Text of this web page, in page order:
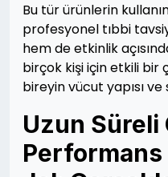
Bu tür ürünlerin
profesyonel tıbbi
hem de etkinlik
birçok kişi için etkili bir
bireyin vücut yapısı ve
Uzun Süreli
Performans